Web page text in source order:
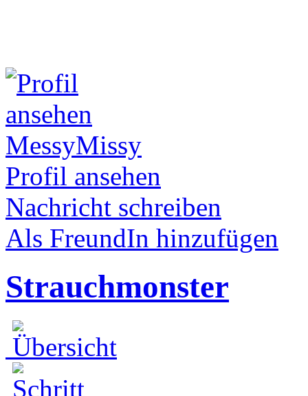
MessyMissy
Profil ansehen
Nachricht schreiben
Als FreundIn hinzufügen
Strauchmonster